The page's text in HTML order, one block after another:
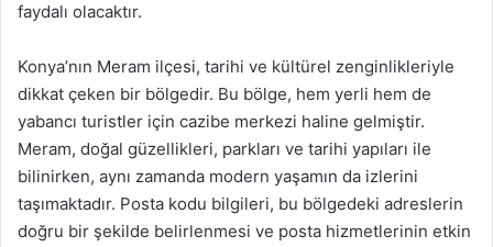
faydalı olacaktır.
Konya’nın Meram ilçesi, tarihi ve kültürel zenginlikleriyle
dikkat çeken bir bölgedir. Bu bölge, hem yerli hem de
yabancı turistler için cazibe merkezi haline gelmiştir.
Meram, doğal güzellikleri, parkları ve tarihi yapıları ile
bilinirken, aynı zamanda modern yaşamın da izlerini
taşımaktadır. Posta kodu bilgileri, bu bölgedeki adreslerin
doğru bir şekilde belirlenmesi ve posta hizmetlerinin etkin